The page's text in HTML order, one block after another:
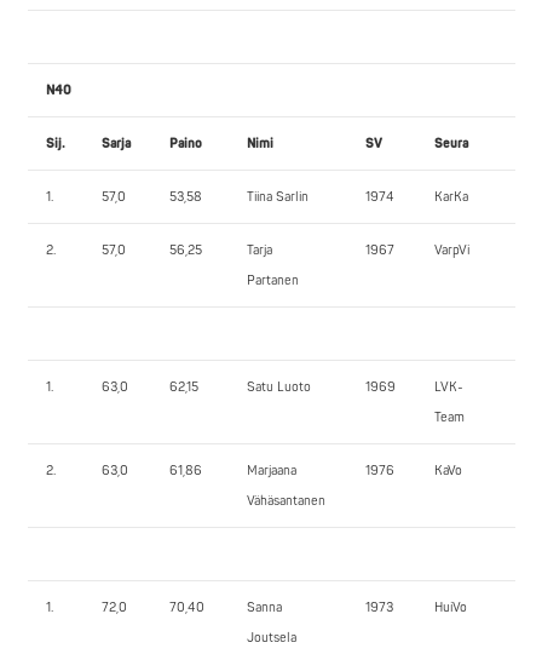
N40
Sij. Sarja Paino Nimi SV Seura
1. 57,0 53,58 Tiina Sarlin 1974 KarKa
2. 57,0 56,25
Tarja
Partanen
1967 VarpVi
1. 63,0 62,15 Satu Luoto 1969
LVK-
Team
2. 63,0 61,86
Marjaana
Vähäsantanen
1976 KaVo
1. 72,0 70,40
Sanna
Joutsela
1973 HuiVo